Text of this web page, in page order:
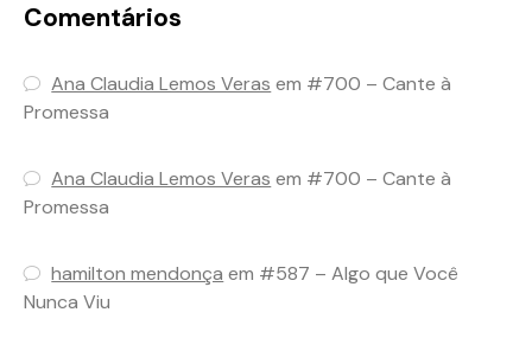
Comentários
Ana Claudia Lemos Veras em #700 – Cante à
Promessa
Ana Claudia Lemos Veras em #700 – Cante à
Promessa
hamilton mendonça em #587 – Algo que Você
Nunca Viu